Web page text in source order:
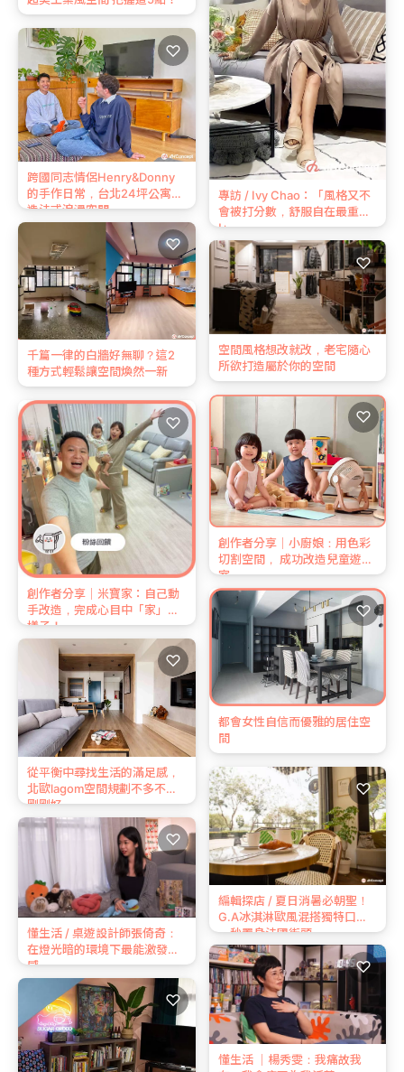
專訪 / Ivy Chao：「風格又不
會被打分數，舒服自在最重要
!」
跨國同志情侶Henry&Donny
的手作日常，台北24坪公寓打
造法式浪漫空間
♡
空間風格想改就改，老宅隨心
所欲打造屬於你的空間
♡
千篇一律的白牆好無聊？這2
種方式輕鬆讓空間煥然一新
♡
創作者分享｜小廚娘：用色彩
切割空間， 成功改造兒童遊戲
室
♡
創作者分享｜米寶家：自己動
手改造，完成心目中「家」的
樣子！
♡
都會女性自信而優雅的居住空
間
♡
從平衡中尋找生活的滿足感，
北歐lagom空間規劃不多不少
剛剛好
♡
編輯探店 / 夏日消暑必朝聖！
G.A冰淇淋歐風混搭獨特口感
一秒置身法國街頭
♡
懂生活 / 桌遊設計師張倚奇：
在燈光暗的環境下最能激發靈
感
♡
懂生活 ｜楊秀雯：我痛故我
♡
♡